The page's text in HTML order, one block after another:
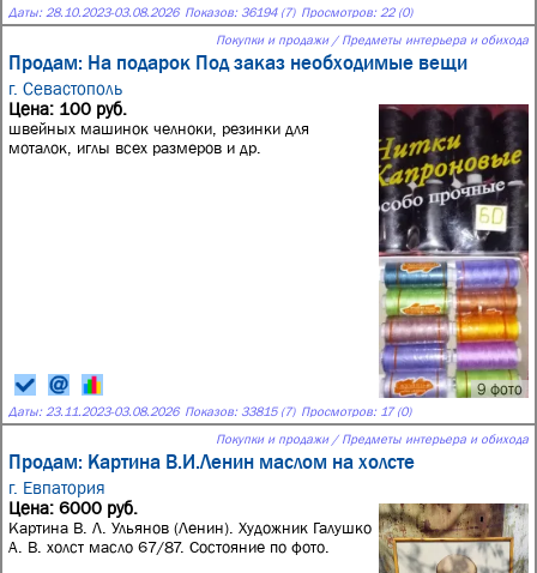
Даты: 28.10.2023-03.08.2026 Показов: 36194 (7) Просмотров: 22 (0)
Покупки и продажи / Предметы интерьера и обихода
Продам: На подарок Под заказ необходимые вещи
г. Севастополь
9 фото
Цена: 100 руб.
швейных машинок челноки, резинки для
моталок, иглы всех размеров и др.
Даты: 23.11.2023-03.08.2026 Показов: 33815 (7) Просмотров: 17 (0)
Покупки и продажи / Предметы интерьера и обихода
Продам: Картина В.И.Ленин маслом на холсте
г. Евпатория
Цена: 6000 руб.
Картина В. Л. Ульянов (Ленин). Художник Галушко
А. В. холст масло 67/87. Состояние по фото.